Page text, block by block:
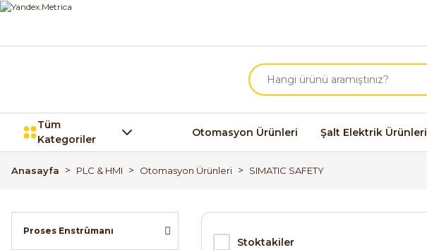
Tüm
Kategoriler
Otomasyon Ürünleri Şalt Elektrik Ürünleri
Anasayfa PLC & HMI Otomasyon Ürünleri SIMATIC SAFETY
Proses Enstrümanı
Stoktakiler